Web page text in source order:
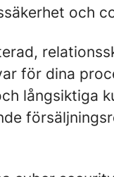
och
för dina
långsiktiga